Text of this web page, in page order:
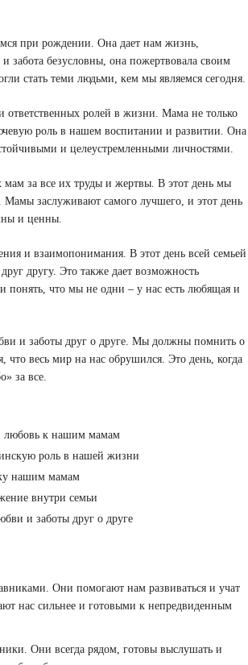
при рождении. Она дает нам жизнь,
забота безусловны, она пожертвовала своим
стать теми людьми, кем мы являемся сегодня.
ответственных ролей в жизни. Мама не только
роль в нашем воспитании и развитии. Она
и целеустремленными личностями.
мам за все их труды и жертвы. В этот день мы
Мамы заслуживают самого лучшего, и этот день
и ценны.
и взаимопонимания. В этот день всей семьей
другу. Это также дает возможность
понять, что мы не одни – у нас есть любящая и
и заботы друг о друге. Мы должны помнить о
что весь мир на нас обрушился. Это день, когда
за все.
любовь к нашим мамам
роль в нашей жизни
нашим мамам
внутри семьи
и заботы друг о друге
Они помогают нам развиваться и учат
нас сильнее и готовыми к непредвиденным
Они всегда рядом, готовы выслушать и